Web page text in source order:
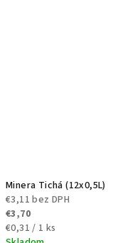
Minera Tichá (12x0,5L)
€3,11 bez DPH
€3,70
Jednotková
€0,31 / 1 ks